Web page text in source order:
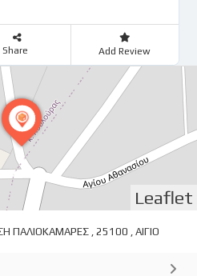
Share Add Review
Leaflet
ΠΑΛΙΟΚΑΜΑΡΕΣ , 25100 , ΑΙΓΙΟ